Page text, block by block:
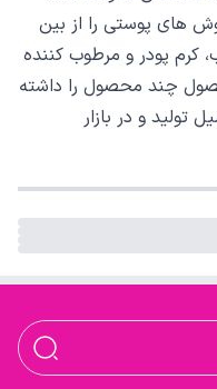
های پوستی را از بین
کرم پودر و مرطوب کننده
چند محصول را داشته